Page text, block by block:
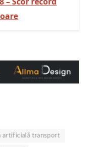
artificială transport